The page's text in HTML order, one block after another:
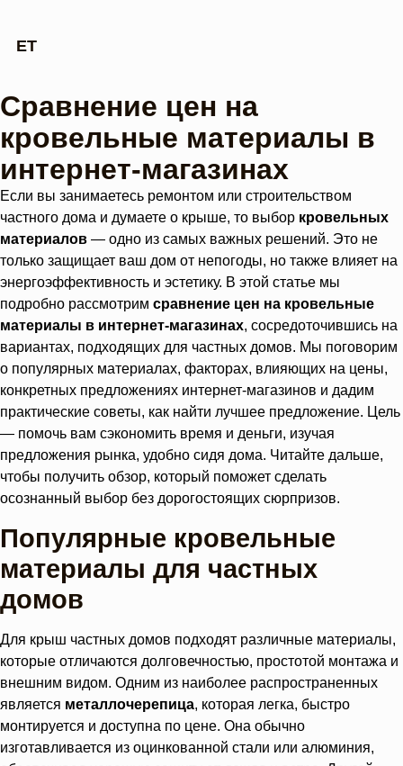
ET
Cравнение цен на
кровельные материалы в
интернет-магазинах
Если вы занимаетесь ремонтом или строительством
частного дома и думаете о крыше, то выбор кровельных
материалов — одно из самых важных решений. Это не
только защищает ваш дом от непогоды, но также влияет на
энергоэффективность и эстетику. В этой статье мы
подробно рассмотрим сравнение цен на кровельные
материалы в интернет-магазинах, сосредоточившись на
вариантах, подходящих для частных домов. Мы поговорим
о популярных материалах, факторах, влияющих на цены,
конкретных предложениях интернет-магазинов и дадим
практические советы, как найти лучшее предложение. Цель
— помочь вам сэкономить время и деньги, изучая
предложения рынка, удобно сидя дома. Читайте дальше,
чтобы получить обзор, который поможет сделать
осознанный выбор без дорогостоящих сюрпризов.
Популярные кровельные
материалы для частных
домов
Для крыш частных домов подходят различные материалы,
которые отличаются долговечностью, простотой монтажа и
внешним видом. Одним из наиболее распространенных
является металлочерепица, которая легка, быстро
монтируется и доступна по цене. Она обычно
изготавливается из оцинкованной стали или алюминия,